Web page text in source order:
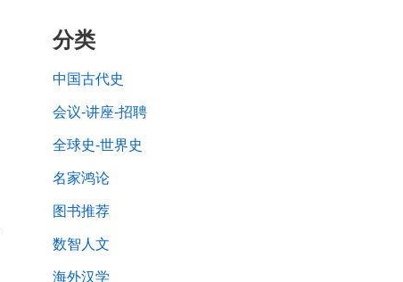
分类
中国古代史
会议-讲座-招聘
全球史-世界史
名家鸿论
图书推荐
数智人文
海外汉学